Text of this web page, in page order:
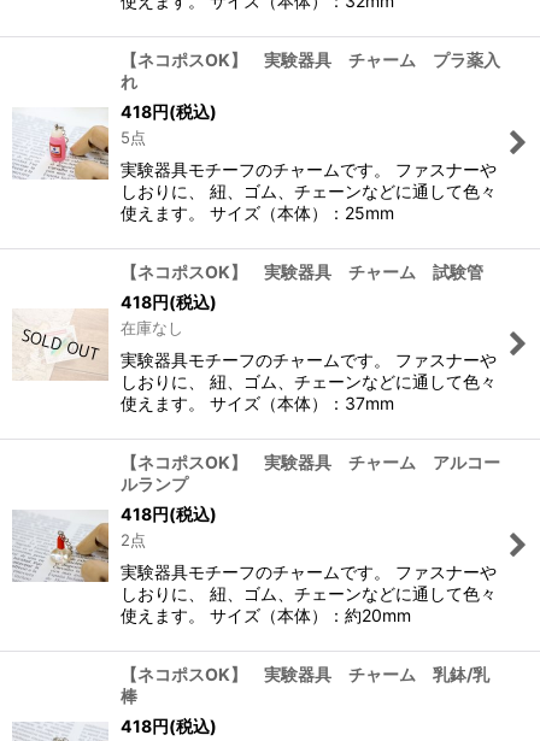
【ネコポスOK】 実験器具 チャーム プラ薬入
れ
418円(税込)
5点
実験器具モチーフのチャームです。 ファスナーや
しおりに、 紐、ゴム、チェーンなどに通して色々
使えます。 サイズ（本体）：25mm
【ネコポスOK】 実験器具 チャーム 試験管
418円(税込)
在庫なし
実験器具モチーフのチャームです。 ファスナーや
しおりに、 紐、ゴム、チェーンなどに通して色々
使えます。 サイズ（本体）：37mm
【ネコポスOK】 実験器具 チャーム アルコー
ルランプ
418円(税込)
2点
実験器具モチーフのチャームです。 ファスナーや
しおりに、 紐、ゴム、チェーンなどに通して色々
使えます。 サイズ（本体）：約20mm
【ネコポスOK】 実験器具 チャーム 乳鉢/乳
棒
418円(税込)